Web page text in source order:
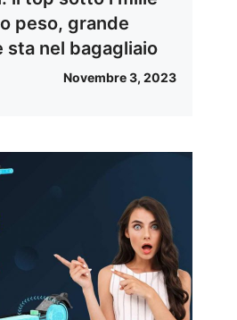
peso, grande
sta nel bagagliaio
Novembre 3, 2023